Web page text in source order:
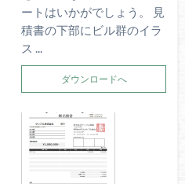
ートはいかがでしょう。 見
積書の下部にビル群のイラ
ス ...
ダウンロードへ